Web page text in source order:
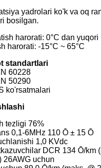
yadrolari ko'k va oq
bosilgan.
harorati: 0°C dan yuqori
harorati: -15°C ~ 65°C
standartlari
60228
50290
ko'rsatmalari
tezligi 76%
0,1-6MHz 110 Ō ± 15 Ō
1,0 KVdc
DCR 134 Ō/km
26AWG uchun